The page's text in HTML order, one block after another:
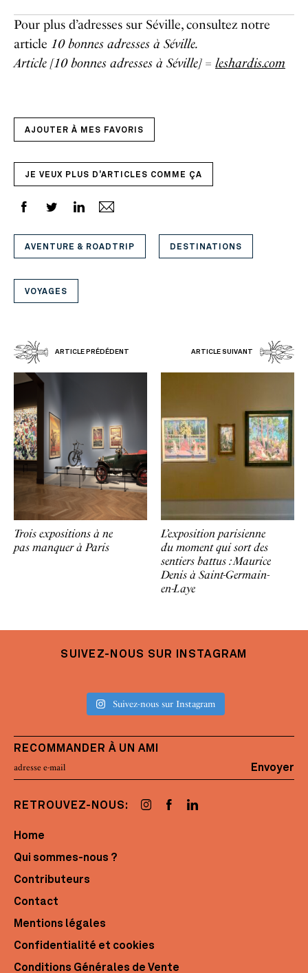
Pour plus d’adresses sur Séville, consultez notre
article 10 bonnes adresses à Séville.
Article [10 bonnes adresses à Séville] = leshardis.com
AJOUTER À MES FAVORIS
JE VEUX PLUS D'ARTICLES COMME ÇA
AVENTURE & ROADTRIP DESTINATIONS
VOYAGES
ARTICLE PRÉDÉDENT ARTICLE SUIVANT
Trois expositions à ne
pas manquer à Paris
L’exposition parisienne
du moment qui sort des
sentiers battus : Maurice
Denis à Saint-Germain-
en-Laye
SUIVEZ-NOUS SUR INSTAGRAM
Suivez-nous sur Instagram
RECOMMANDER À UN AMI
Envoyer
RETROUVEZ-NOUS:
Home
Qui sommes-nous ?
Contributeurs
Contact
Mentions légales
Confidentialité et cookies
Conditions Générales de Vente